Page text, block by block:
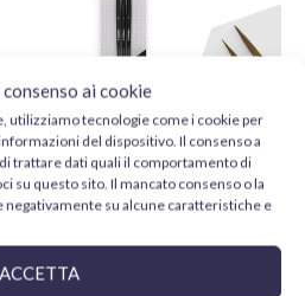
ai cookie
utilizziamo tecnologie come i cookie per
del dispositivo. Il consenso a
trattare dati quali il comportamento di
su questo sito. Il mancato consenso o la
su alcune caratteristiche e
ACCETTA
Vallejo Design Set Pro
Modeler B01991 pelo
natural 0, 1 y 2